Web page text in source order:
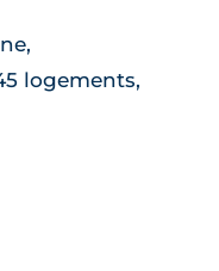
logements,